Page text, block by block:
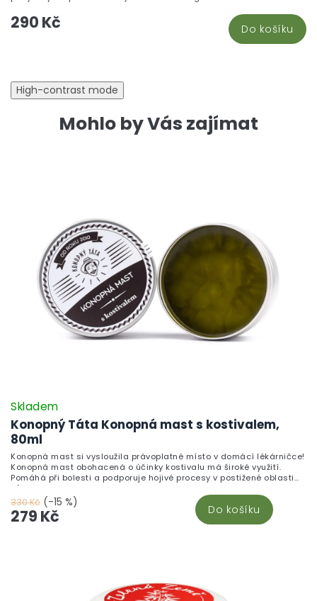
290 Kč Do košíku
High-contrast mode
Mohlo by Vás zajímat
Konopný Táta Konopná mast s kostivalem,
80ml
Skladem
330 Kč (-15 %)
279 Kč Do košíku
Konopná mast si vysloužila právoplatné místo v domácí lékárničce!
Konopná mast obohacená o účinky kostivalu má široké využití.
Pomáhá při bolesti a podporuje hojivé procesy v postižené oblasti
kůže. Jediná poctivá konopná mast, která je vyrobená s láskou
domova za laboratorních podmínek.